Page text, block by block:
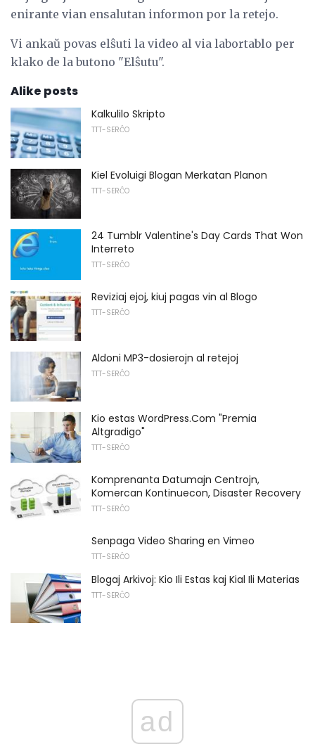
enirante vian ensalutan informon por la retejo.
Vi ankaŭ povas elŝuti la video al via labortablo per
klako de la butono "Elŝutu".
Alike posts
Kalkulilo Skripto
TTT-SERĈO
Kiel Evoluigi Blogan Merkatan Planon
TTT-SERĈO
24 Tumblr Valentine's Day Cards That Won
Interreto
TTT-SERĈO
Reviziaj ejoj, kiuj pagas vin al Blogo
TTT-SERĈO
Aldoni MP3-dosierojn al retejoj
TTT-SERĈO
Kio estas WordPress.Com "Premia
Altgradigo"
TTT-SERĈO
Komprenanta Datumajn Centrojn,
Komercan Kontinuecon, Disaster Recovery
TTT-SERĈO
Senpaga Video Sharing en Vimeo
TTT-SERĈO
Blogaj Arkivoj: Kio Ili Estas kaj Kial Ili Materias
TTT-SERĈO
ad